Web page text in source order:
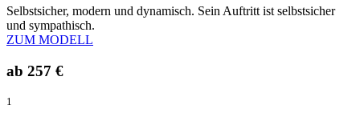
Selbstsicher, modern und dynamisch. Sein Auftritt ist selbstsicher
und sympathisch.
ZUM MODELL
ab 257 €
1